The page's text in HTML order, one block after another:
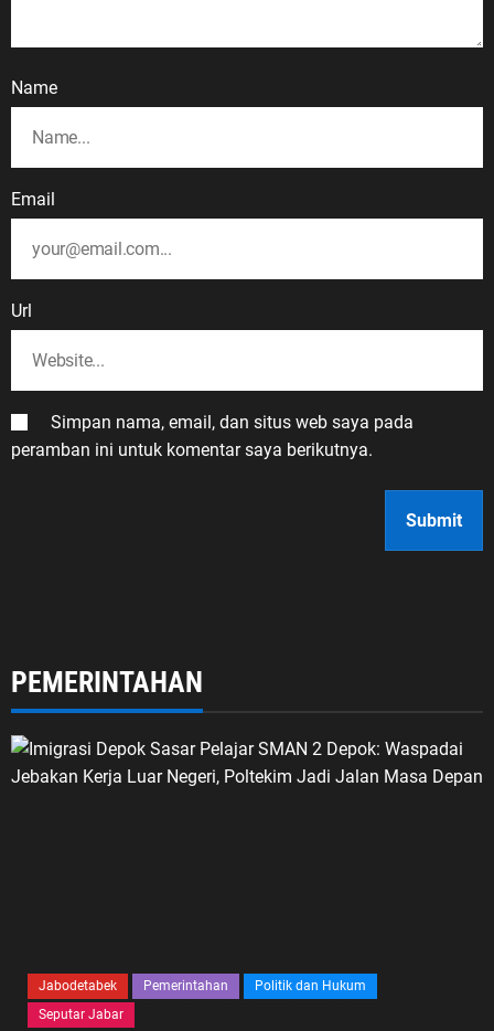
Name
Email
Url
Simpan nama, email, dan situs web saya pada
peramban ini untuk komentar saya berikutnya.
PEMERINTAHAN
Jabodetabek Pemerintahan
Politik dan Hukum
Seputar Jabar